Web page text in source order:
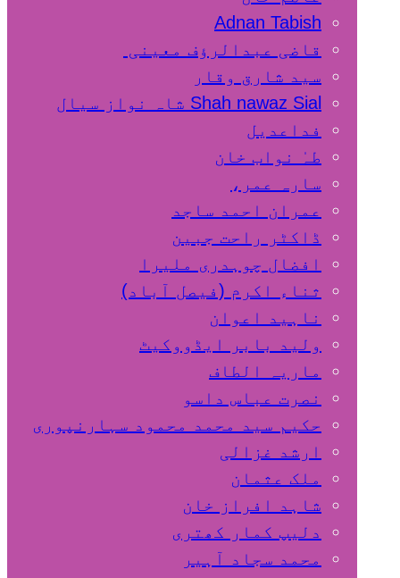
Adnan Tabish
قاضی عبدالرؤف معینی
سید شارق وقار
Shah nawaz Sial شاہ نواز سیال
فداعدیل
طہٰ نواب خان
سارہ عمر،
عمران احمد ساجد
ڈاکٹر راحت جبین
افضال چوہدری ملیرا
ثناء اکرم (فیصل آباد)
ناہید اعوان
ولید بابر ایڈووکیٹ
ماریہ الطاف
نصرت عباس داسو
حکیم سید محمد محمود سہارنپوری
ارشد غزالی
ملک عثمان
شاہد افراز خان
دلیپ کمار کھتری
محمد سجاد آہیر